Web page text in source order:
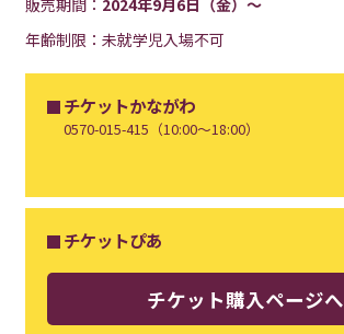
年齢制限：未就学児入場不可
チケットかながわ
0570-015-415（10:00～18:00）
チケットぴあ
チケット購入ページへ